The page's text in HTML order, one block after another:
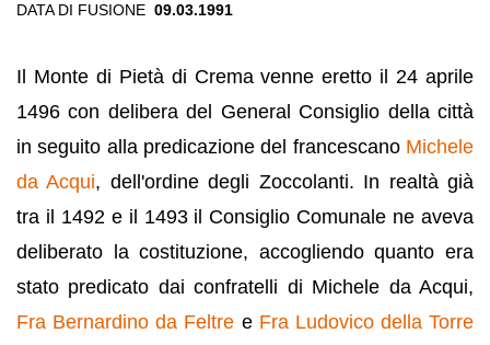
DATA DI FUSIONE 09.03.1991
Il Monte di Pietà di Crema venne eretto il 24 aprile
1496 con delibera del General Consiglio della città
in seguito alla predicazione del francescano Michele
da Acqui, dell'ordine degli Zoccolanti. In realtà già
tra il 1492 e il 1493 il Consiglio Comunale ne aveva
deliberato la costituzione, accogliendo quanto era
stato predicato dai confratelli di Michele da Acqui,
Fra Bernardino da Feltre e Fra Ludovico della Torre